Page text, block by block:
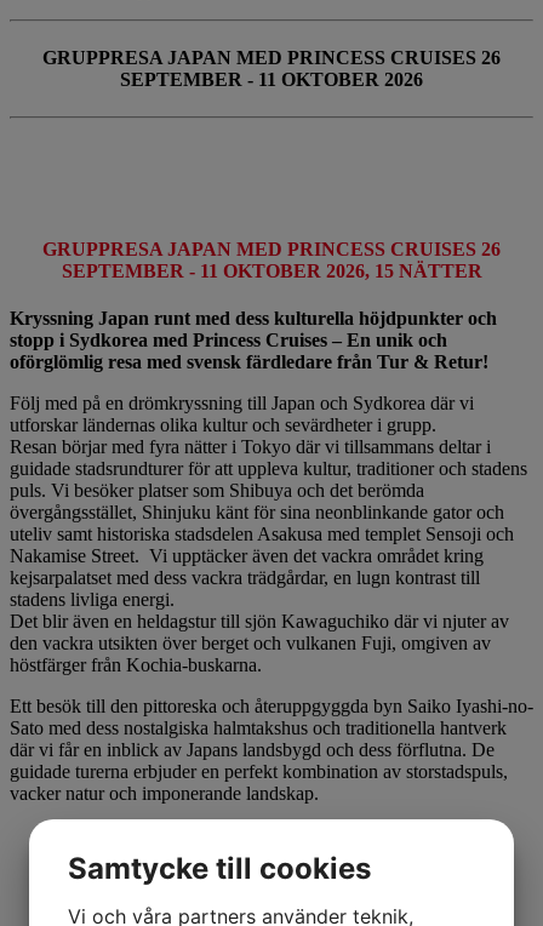
GRUPPRESA JAPAN MED PRINCESS CRUISES 26
SEPTEMBER - 11 OKTOBER 2026
GRUPPRESA JAPAN MED PRINCESS CRUISES 26
SEPTEMBER - 11 OKTOBER 2026, 15 NÄTTER
Kryssning Japan runt med dess kulturella höjdpunkter och
stopp i Sydkorea med Princess Cruises – En unik och
oförglömlig resa med svensk färdledare från Tur & Retur!
Följ med på en drömkryssning till Japan och Sydkorea där vi
utforskar ländernas olika kultur och sevärdheter i grupp.
Resan börjar med fyra nätter i Tokyo där vi tillsammans deltar i
guidade stadsrundturer för att uppleva kultur, traditioner och stadens
puls. Vi besöker platser som Shibuya och det berömda
övergångsstället, Shinjuku känt för sina neonblinkande gator och
uteliv samt historiska stadsdelen Asakusa med templet Sensoji och
Nakamise Street. Vi upptäcker även det vackra området kring
kejsarpalatset med dess vackra trädgårdar, en lugn kontrast till
stadens livliga energi.
Det blir även en heldagstur till sjön Kawaguchiko där vi njuter av
den vackra utsikten över berget och vulkanen Fuji, omgiven av
höstfärger från Kochia-buskarna.
Ett besök till den pittoreska och återuppgyggda byn Saiko Iyashi-no-
Sato med dess nostalgiska halmtakshus och traditionella hantverk
där vi får en inblick av Japans landsbygd och dess förflutna. De
guidade turerna erbjuder en perfekt kombination av storstadspuls,
vacker natur och imponerande landskap.
Samtycke till cookies
Vi och våra partners använder teknik,